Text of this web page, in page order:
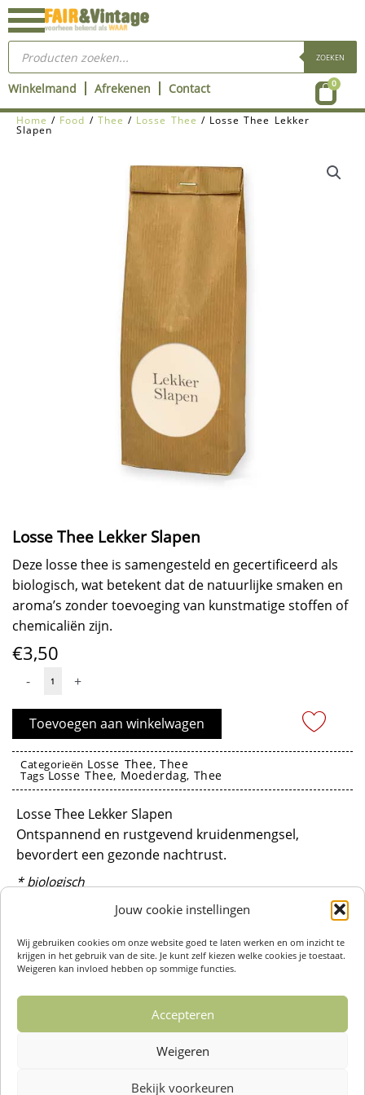
Jouw cookie instellingen
Wij gebruiken cookies om onze website goed te laten werken en om inzicht te
krijgen in het gebruik van de site. Je kunt zelf kiezen welke cookies je toestaat.
Weigeren kan invloed hebben op sommige functies.
Accepteren
Weigeren
Bekijk voorkeuren
Ga
naar
inhoud
Producten
zoeken ZOEKEN
Winkelmand Afrekenen Contact 0
Home / Food / Thee / Losse Thee / Losse Thee Lekker
Slapen
Losse Thee Lekker Slapen
Deze losse thee is samengesteld en gecertificeerd als
biologisch, wat betekent dat de natuurlijke smaken en
aroma’s zonder toevoeging van kunstmatige stoffen of
chemicaliën zijn.
€3,50
-
Lekker
Slapen
aantal
+
Toevoegen aan winkelwagen
Categorieën Losse Thee,Thee
Tags Losse Thee, Moederdag, Thee
Losse Thee Lekker Slapen
Ontspannend en rustgevend kruidenmengsel,
bevordert een gezonde nachtrust.
* biologisch
Ingrediënten: Biologische Thee, Valeriaanwortel, St.
Lavendel, Korenbloem
Productspecificaties
Categorieën: Losse Thee
Inhoud: 50 gram
Soort: Kruiden
Overig: Biologisch